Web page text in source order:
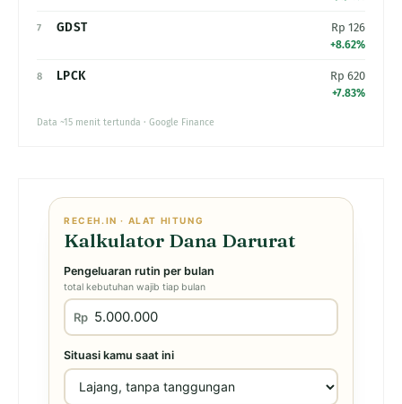
7 GDST Rp 126
+8.62%
8 LPCK Rp 620
+7.83%
Data ~15 menit tertunda · Google Finance
RECEH.IN · ALAT HITUNG
Kalkulator Dana Darurat
Pengeluaran rutin per bulan
total kebutuhan wajib tiap bulan
Rp
Situasi kamu saat ini